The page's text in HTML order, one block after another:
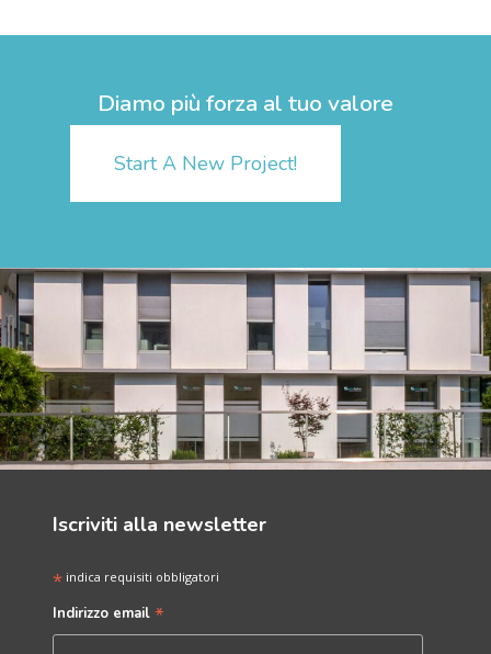
Diamo più forza al tuo valore
Start A New Project!
Iscriviti alla newsletter
* indica requisiti obbligatori
Indirizzo email *